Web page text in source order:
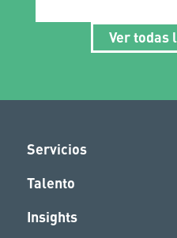
Ver todas
Servicios
Talento
Insights